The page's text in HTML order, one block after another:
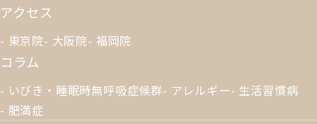
アクセス
東京院 大阪院 福岡院
コラム
いびき・睡眠時無呼吸症候群 アレルギー 生活習慣病
肥満症